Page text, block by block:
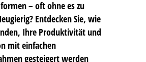
– oft ohne es zu
Entdecken Sie, wie
Ihre Produktivität und
mit einfachen
gesteigert werden